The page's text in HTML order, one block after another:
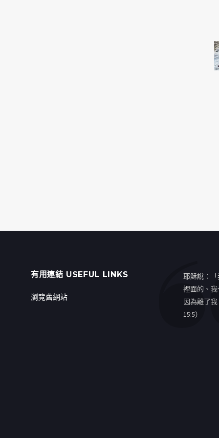
有用連結 USEFUL LINKS
瀏覽舊網站
耶穌說：
裡面的、我
因為離了
15:5）